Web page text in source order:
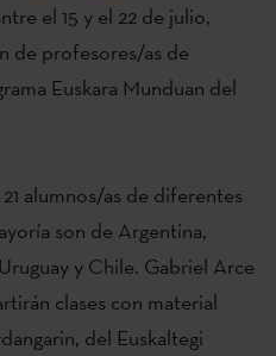
el 15 y el 22 de julio,
de profesores/as de
Euskara Munduan del
21 alumnos/as de diferentes
son de Argentina,
Uruguay y Chile. Gabriel Arce
án clases con material
del Euskaltegi